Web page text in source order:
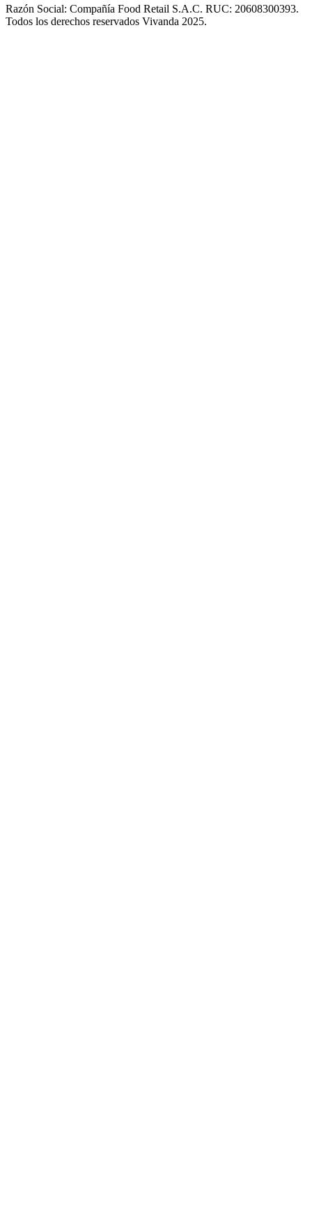
Razón Social: Compañía Food Retail S.A.C. RUC: 20608300393.
Todos los derechos reservados Vivanda 2025.